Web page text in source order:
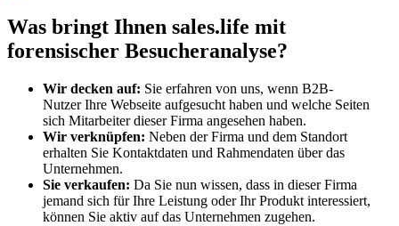
Was bringt Ihnen sales.life mit
forensischer Besucheranalyse?
Wir decken auf: Sie erfahren von uns, wenn B2B-
Nutzer Ihre Webseite aufgesucht haben und welche Seiten
sich Mitarbeiter dieser Firma angesehen haben.
Wir verknüpfen: Neben der Firma und dem Standort
erhalten Sie Kontaktdaten und Rahmendaten über das
Unternehmen.
Sie verkaufen: Da Sie nun wissen, dass in dieser Firma
jemand sich für Ihre Leistung oder Ihr Produkt interessiert,
können Sie aktiv auf das Unternehmen zugehen.